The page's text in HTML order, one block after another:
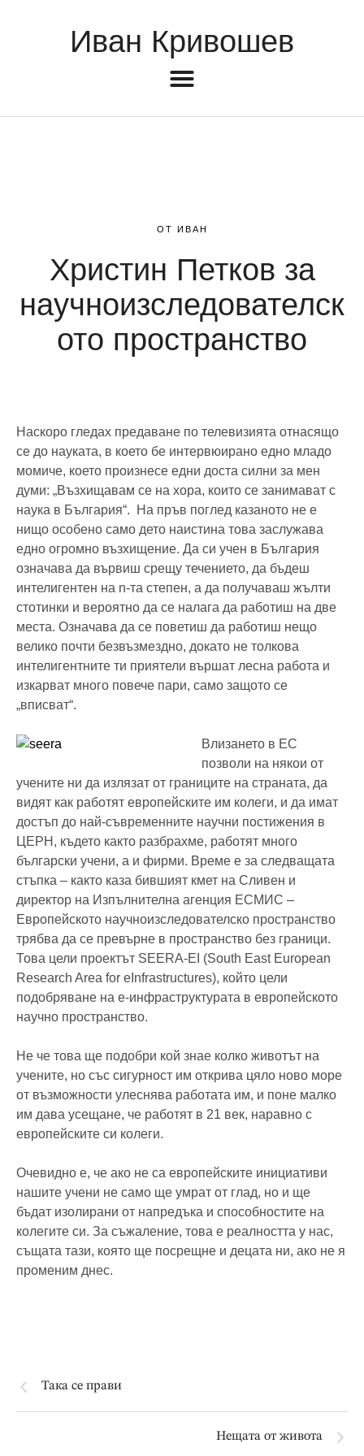
Иван Кривошев
ОТ ИВАН
Христин Петков за
научноизследователск
ото пространство
Наскоро гледах предаване по телевизията отнасящо
се до науката, в което бе интервюирано едно младо
момиче, което произнесе едни доста силни за мен
думи: „Възхищавам се на хора, които се занимават с
наука в България“. На пръв поглед казаното не е
нищо особено само дето наистина това заслужава
едно огромно възхищение. Да си учен в България
означава да вървиш срещу течението, да бъдеш
интелигентен на n-та степен, а да получаваш жълти
стотинки и вероятно да се налага да работиш на две
места. Означава да се поветиш да работиш нещо
велико почти безвъзмездно, докато не толкова
интелигентните ти приятели вършат лесна работа и
изкарват много повече пари, само защото се
„вписват“.
Влизането в ЕС
позволи на някои от
учените ни да излязат от границите на страната, да
видят как работят европейските им колеги, и да имат
достъп до най-съвременните научни постижения в
ЦЕРН, където както разбрахме, работят много
български учени, а и фирми. Време е за следващата
стъпка – както каза бившият кмет на Сливен и
директор на Изпълнителна агенция ЕСМИС –
Европейското научноизследователско пространство
трябва да се превърне в пространство без граници.
Това цели проектът SEERA-EI (South East European
Research Area for eInfrastructures), който цели
подобряване на е-инфраструктурата в европейското
научно пространство.
Не че това ще подобри кой знае колко животът на
учените, но със сигурност им открива цяло ново море
от възможности улеснява работата им, и поне малко
им дава усещане, че работят в 21 век, наравно с
европейските си колеги.
Очевидно е, че ако не са европейските инициативи
нашите учени не само ще умрат от глад, но и ще
бъдат изолирани от напредъка и способностите на
колегите си. За съжаление, това е реалността у нас,
същата тази, която ще посрещне и децата ни, ако не я
променим днес.
Така се прави
Нещата от живота